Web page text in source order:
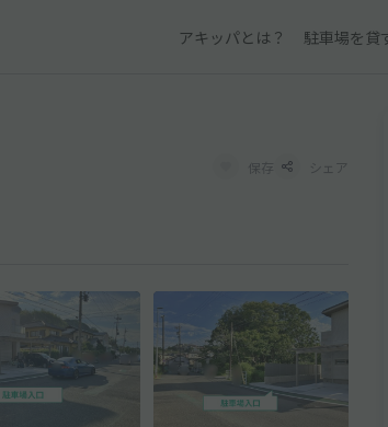
アキッパとは？ 駐車場を貸
保存 シェア